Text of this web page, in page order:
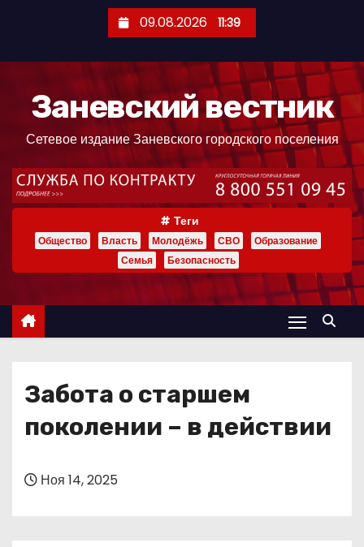
ж
09.08.2026 11:39
Заневский вестник
Сетевое издание Заневского городского поселения
Теги
Общество Власть Молодёжь СВО
Образование
Семья
Безопасность
Забота о старшем
поколении – в действии
Ноя 14, 2025